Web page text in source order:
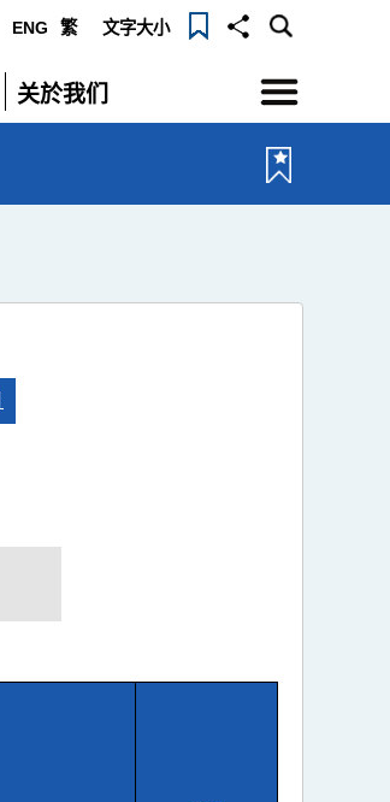
ENG 繁 文字大小
关於我们
展
选
单